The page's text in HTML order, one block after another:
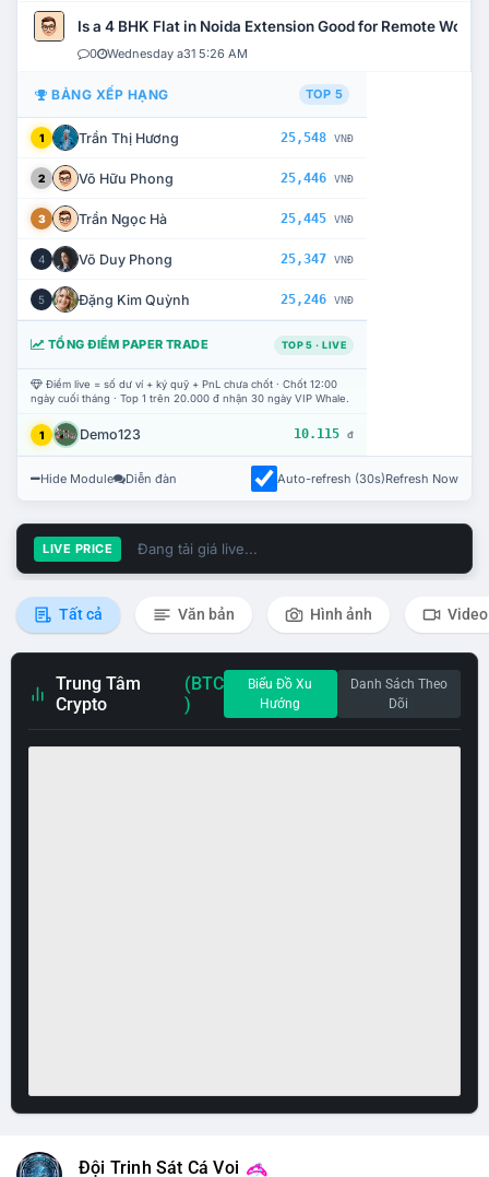
Is a 4 BHK Flat in Noida Extension Good for Remote Work?
0 Wednesday a31 5:26 AM
BẢNG XẾP HẠNG TOP 5
1 Trần Thị Hương 25,548 VNĐ
2 Võ Hữu Phong 25,446 VNĐ
3 Trần Ngọc Hà 25,445 VNĐ
4 Võ Duy Phong 25,347 VNĐ
5 Đặng Kim Quỳnh 25,246 VNĐ
TỔNG ĐIỂM PAPER TRADE TOP 5 · LIVE
Điểm live = số dư ví + ký quỹ + PnL chưa chốt · Chốt 12:00
ngày cuối tháng · Top 1 trên 20.000 đ nhận 30 ngày VIP Whale.
1 Demo123 10.115 đ
Hide Module Diễn đàn Auto-refresh (30s)Refresh Now
LIVE PRICE Đang tải giá live...
Tất cả Văn bản Hình ảnh Video
Trung Tâm
Crypto
(BTC
)
Biểu Đồ Xu
Hướng
Danh Sách Theo
Dõi
Đội Trinh Sát Cá Voi